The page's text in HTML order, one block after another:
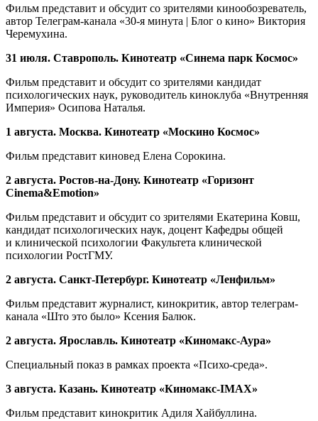
Фильм представит и обсудит со зрителями кинообозреватель,
автор Телеграм-канала «30-я минута | Блог о кино» Виктория
Черемухина.
31 июля. Ставрополь. Кинотеатр «Синема парк Космос»
Фильм представит и обсудит со зрителями кандидат
психологических наук, руководитель киноклуба «Внутренняя
Империя» Осипова Наталья.
1 августа. Москва. Кинотеатр «Москино Космос»
Фильм представит киновед Елена Сорокина.
2 августа. Ростов-на-Дону. Кинотеатр «Горизонт
Cinema&Emotion»
Фильм представит и обсудит со зрителями Екатерина Ковш,
кандидат психологических наук, доцент Кафедры общей
и клинической психологии Факультета клинической
психологии РостГМУ.
2 августа. Санкт-Петербург. Кинотеатр «Ленфильм»
Фильм представит журналист, кинокритик, автор телеграм-
канала «Што это было» Ксения Балюк.
2 августа. Ярославль. Кинотеатр «Киномакс-Аура»
Специальный показ в рамках проекта «Психо-среда».
3 августа. Казань. Кинотеатр «Киномакс-IMAX»
Фильм представит кинокритик Адиля Хайбуллина.